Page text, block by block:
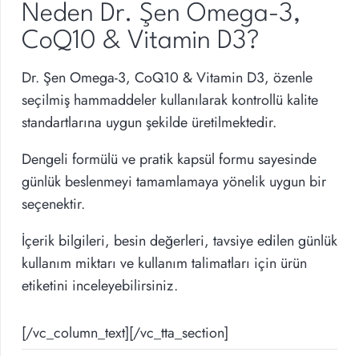
Neden Dr. Şen Omega-3,
CoQ10 & Vitamin D3?
Dr. Şen Omega-3, CoQ10 & Vitamin D3, özenle
seçilmiş hammaddeler kullanılarak kontrollü kalite
standartlarına uygun şekilde üretilmektedir.
Dengeli formülü ve pratik kapsül formu sayesinde
günlük beslenmeyi tamamlamaya yönelik uygun bir
seçenektir.
İçerik bilgileri, besin değerleri, tavsiye edilen günlük
kullanım miktarı ve kullanım talimatları için ürün
etiketini inceleyebilirsiniz.
[/vc_column_text][/vc_tta_section]